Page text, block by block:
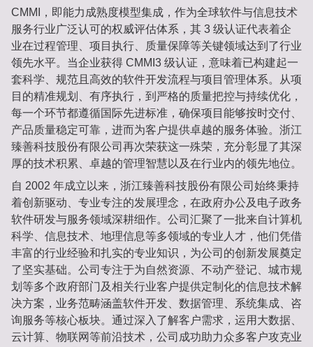
CMMI，即能力成熟度模型集成，作为全球软件与信息技术
服务行业广泛认可的权威评估体系，其 3 级认证代表着企
业在过程管理、项目执行、质量保障等关键领域达到了行业
领先水平。当企业获得 CMMI3 级认证，意味着已构建起一
套科学、规范且高效的软件开发流程与项目管理体系。从项
目的精准规划、有序执行，到严格的质量把控与持续优化，
每一个环节都遵循国际先进标准，确保项目能够按时交付、
产品质量稳定可靠，进而为客户提供卓越的服务体验。浙江
臻善科技股份有限公司再次荣获这一殊荣，充分彰显了其深
厚的技术积累、卓越的管理智慧以及在行业内的领先地位。
自 2002 年成立以来，浙江臻善科技股份有限公司始终秉持
着创新驱动、专业专注的发展理念，在政府办公及电子政务
软件研发与服务领域深耕细作。公司汇聚了一批来自计算机
科学、信息技术、地理信息等多领域的专业人才，他们凭借
丰富的行业经验和扎实的专业知识，为公司的创新发展奠定
了坚实基础。公司专注于为自然资源、不动产登记、城市规
划等多个政府部门及相关行业客户提供定制化的信息技术解
决方案，业务范畴涵盖软件开发、数据管理、系统集成、咨
询服务等核心板块。通过深入了解客户需求，运用大数据、
云计算、物联网等前沿技术，公司成功助力众多客户攻克业